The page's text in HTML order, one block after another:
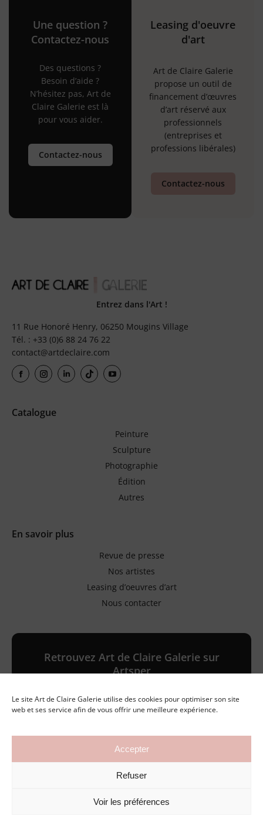
Le site Art de Claire Galerie utilise des cookies pour optimiser son site
web et ses service afin de vous offrir une meilleure expérience.
Accepter
Refuser
Voir les préférences
Une question ?
Contactez-nous
Des questions ?
Besoin d’aide ?
N’hésitez pas, Art de
Claire Galerie est là
pour vous aider.
Contactez-nous
Leasing d'oeuvre
d'art
Art de Claire Galerie
propose un outil de
financement d’œuvres
d’art réservé aux
professionnels
(entreprises et
professions libérales)
Contactez-nous
Entrez dans l'Art !
11 Rue Honoré Henry, 06250 Mougins Village
Tél. : +33 (0)6 88 24 76 22
contact@artdeclaire.com
Catalogue
Peinture
Sculpture
Photographie
Édition
Autres
En savoir plus
Revue de presse
Nos artistes
Leasing d’oeuvres d’art
Nous contacter
Retrouvez Art de Claire Galerie sur
Artsper
Galerie en ligne
©2026 Art de Claire Galerie
Politique de confidentialité